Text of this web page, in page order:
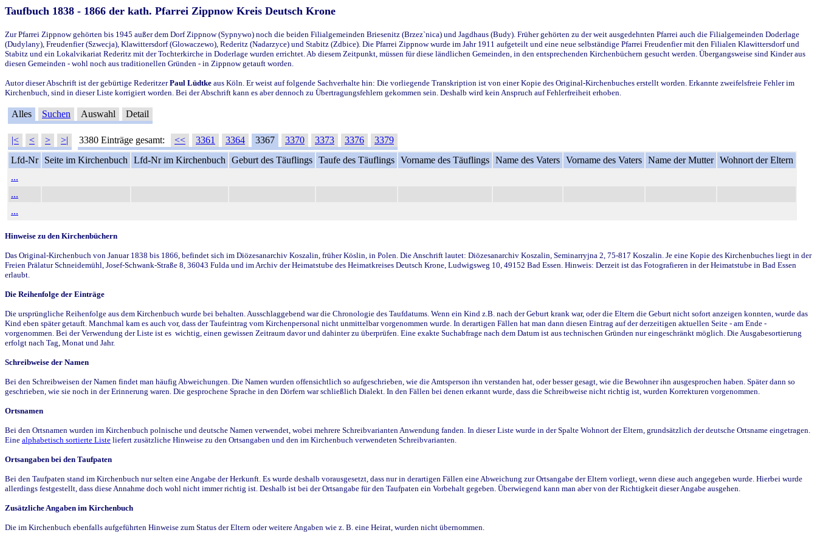
Taufbuch 1838 - 1866 der kath. Pfarrei Zippnow Kreis Deutsch Krone
Zur Pfarrei Zippnow gehörten bis 1945 außer dem Dorf Zippnow (Sypnywo) noch die beiden Filialgemeinden Briesenitz (Brzez`nica) und Jagdhaus (Budy). Früher gehörten zu der weit ausgedehnten Pfarrei auch die Filialgemeinden Doderlage
(Dudylany), Freudenfier (Szwecja), Klawittersdorf (Glowaczewo), Rederitz (Nadarzyce) und Stabitz (Zdbice). Die Pfarrei Zippnow wurde im Jahr 1911 aufgeteilt und eine neue selbständige Pfarrei Freudenfier mit den Filialen Klawittersdorf und
Stabitz und ein Lokalvikariat Rederitz mit der Tochterkirche in Doderlage wurden errichtet. Ab diesem Zeitpunkt, müssen für diese ländlichen Gemeinden, in den entsprechenden Kirchenbüchern gesucht werden. Übergangsweise sind Kinder aus
diesen Gemeinden - wohl noch aus traditionellen Gründen - in Zippnow getauft worden.
Autor dieser Abschrift ist der gebürtige RederitzerPaul Lüdtke aus Köln. Er weist auf folgende Sachverhalte hin: Die vorliegende Transkription ist von einer Kopie des Original-Kirchenbuches erstellt worden. Erkannte zweifelsfreie Fehler im
Kirchenbuch, sind in dieser Liste korrigiert worden. Bei der Abschrift kann es aber dennoch zu Übertragungsfehlern gekommen sein. Deshalb wird kein Anspruch auf Fehlerfreiheit erhoben.
Alles Suchen Auswahl Detail
|< < > >| 3380 Einträge gesamt: << 3361 3364 3367 3370 3373 3376
3379
Lfd-Nr
Seite im Kirchenbuch Lfd-Nr im Kirchenbuch Geburt des Täuflings Taufe des Täuflings Vorname des Täuflings Name des Vaters Vorname des Vaters Name der Mutter Wohnort der Eltern
...
...
...
Hinweise zu den Kirchenbüchern
Das Original-Kirchenbuch von Januar 1838 bis 1866, befindet sich im Diözesanarchiv Koszalin, früher Köslin, in Polen. Die Anschrift lautet: Diözesanarchiv Koszalin, Seminarryjna 2, 75-817 Koszalin. Je eine Kopie des Kirchenbuches liegt in der
Freien Prälatur Schneidemühl, Josef-Schwank-Straße 8, 36043 Fulda und im Archiv der Heimatstube des Heimatkreises Deutsch Krone, Ludwigsweg 10, 49152 Bad Essen. Hinweis: Derzeit ist das Fotografieren in der Heimatstube in Bad Essen
erlaubt.
Die Reihenfolge der Einträge
Die ursprüngliche Reihenfolge aus dem Kirchenbuch wurde bei behalten. Ausschlaggebend war die Chronologie des Taufdatums. Wenn ein Kind z.B. nach der Geburt krank war, oder die Eltern die Geburt nicht sofort anzeigen konnten, wurde das
Kind eben später getauft. Manchmal kam es auch vor, dass der Taufeintrag vom Kirchenpersonal nicht unmittelbar vorgenommen wurde. In derartigen Fällen hat man dann diesen Eintrag auf der derzeitigen aktuellen Seite - am Ende -
vorgenommen. Bei der Verwendung der Liste ist es wichtig, einen gewissen Zeitraum davor und dahinter zu überprüfen. Eine exakte Suchabfrage nach dem Datum ist aus technischen Gründen nur eingeschränkt möglich. Die Ausgabesortierung
erfolgt nach Tag, Monat und Jahr.
Schreibweise der Namen
Bei den Schreibweisen der Namen findet man häufig Abweichungen. Die Namen wurden offensichtlich so aufgeschrieben, wie die Amtsperson ihn verstanden hat, oder besser gesagt, wie die Bewohner ihn ausgesprochen haben. Später dann so
geschrieben, wie sie noch in der Erinnerung waren. Die gesprochene Sprache in den Dörfern war schließlich Dialekt. In den Fällen bei denen erkannt wurde, dass die Schreibweise nicht richtig ist, wurden Korrekturen vorgenommen.
Ortsnamen
Bei den Ortsnamen wurden im Kirchenbuch polnische und deutsche Namen verwendet, wobei mehrere Schreibvarianten Anwendung fanden. In dieser Liste wurde in der Spalte Wohnort der Eltern, grundsätzlich der deutsche Ortsname eingetragen.
Eine alphabetisch sortierte Liste liefert zusätzliche Hinweise zu den Ortsangaben und den im Kirchenbuch verwendeten Schreibvarianten.
Ortsangaben bei den Taufpaten
Bei den Taufpaten stand im Kirchenbuch nur selten eine Angabe der Herkunft. Es wurde deshalb vorausgesetzt, dass nur in derartigen Fällen eine Abweichung zur Ortsangabe der Eltern vorliegt, wenn diese auch angegeben wurde. Hierbei wurde
allerdings festgestellt, dass diese Annahme doch wohl nicht immer richtig ist. Deshalb ist bei der Ortsangabe für den Taufpaten ein Vorbehalt gegeben. Überwiegend kann man aber von der Richtigkeit dieser Angabe ausgehen.
Zusätzliche Angaben im Kirchenbuch
Die im Kirchenbuch ebenfalls aufgeführten Hinweise zum Status der Eltern oder weitere Angaben wie z. B. eine Heirat, wurden nicht übernommen.